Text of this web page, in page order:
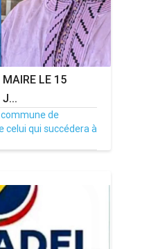
MAIRE LE 15
de
celui qui succédera à